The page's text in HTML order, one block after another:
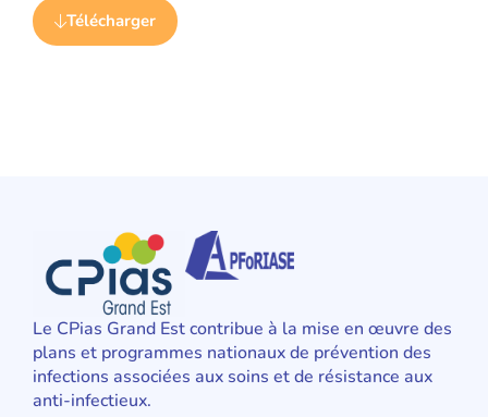
Télécharger
Le CPias Grand Est contribue à la mise en œuvre des
plans et programmes nationaux de prévention des
infections associées aux soins et de résistance aux
anti-infectieux.